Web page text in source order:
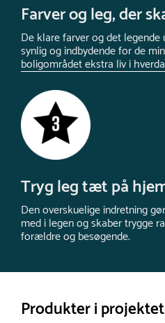
Farver og leg, der
De klare farver og det
synlig og indbydende for de
boligområdet ekstra liv i
Tryg leg tæt på
Den overskuelige indretning
med i legen og skaber trygge
forældre og besøgende.
Produkter i projektet